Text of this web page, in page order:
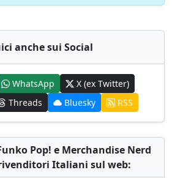
anche sui Social
WhatsApp
X (ex Twitter)
Threads Bluesky RSS
Pop! e Merchandise Nerd
Italiani sul web: